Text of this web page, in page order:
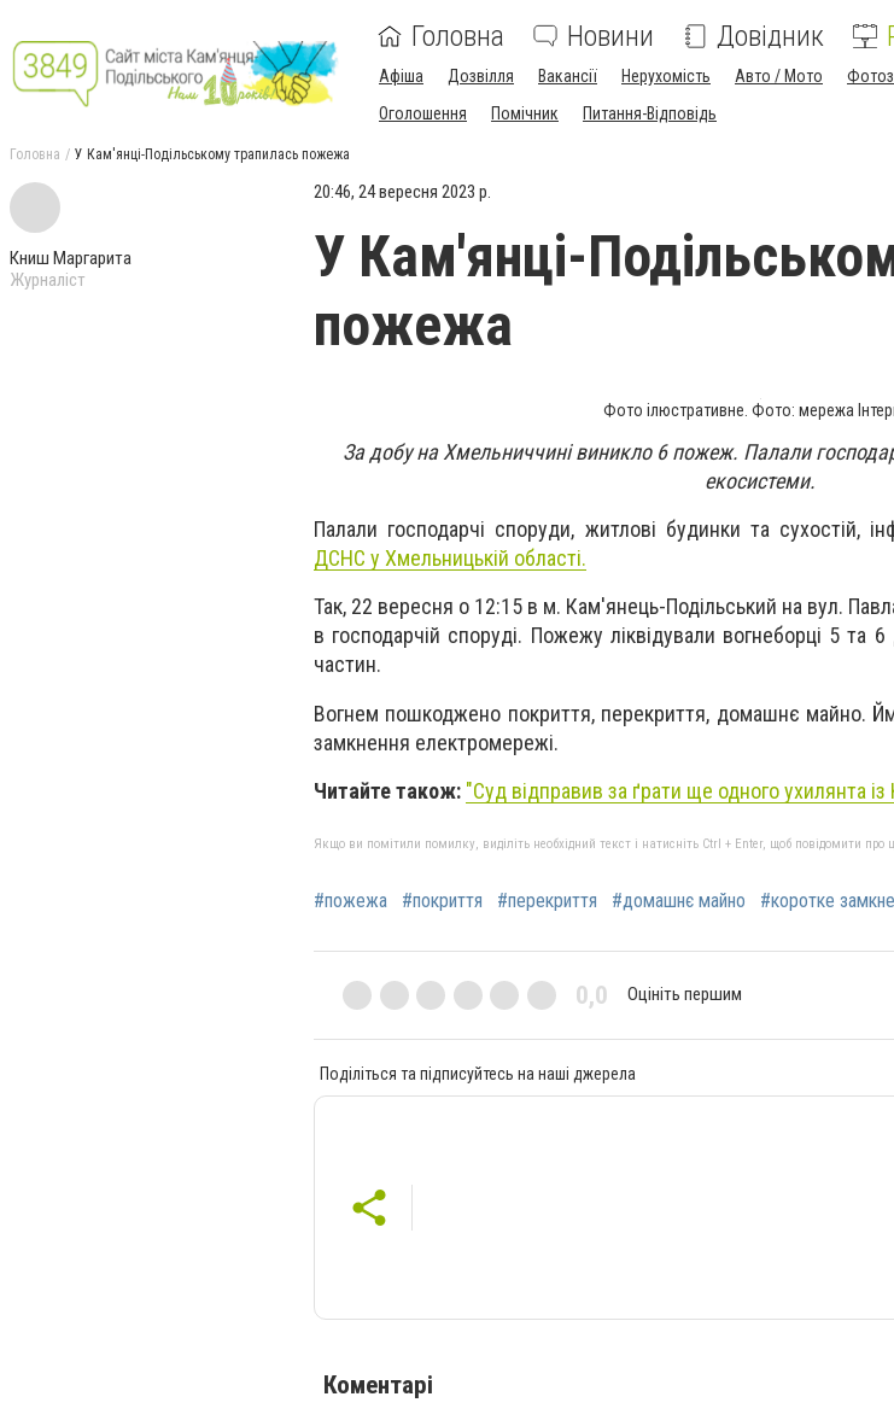
Головна Новини Довідник
Афіша Дозвілля Вакансії Нерухомість Авто / Мото
Оголошення
Помічник Питання-Відповідь
Головна У Кам'янці-Подільському трапилась пожежа
Книш Маргарита
Журналіст
20:46, 24 вересня 2023 р.
У Кам'янці-
пожежа
Фото ілюстративне. Фото: мережа
За добу на Хмельниччині виникло 6 пожеж. Палали
екосистеми.
Палали господарчі споруди, житлові будинки та сухостій,
ДСНС у Хмельницькій області.
Так, 22 вересня о 12:15 в м. Кам'янець-Подільський на вул.
в господарчій споруді. Пожежу ліквідували вогнеборці 5
частин.
Вогнем пошкоджено покриття, перекриття, домашнє майно.
замкнення електромережі.
Читайте також: "Суд відправив за ґрати ще одного ухилянта
Якщо ви помітили помилку, виділіть необхідний текст і натисніть Ctrl + Enter, щоб повідомити про
#пожежа #покриття #перекриття #домашнє майно #коротке
0,0 Оцініть першим
Поділіться та підписуйтесь на наші джерела
Коментарі